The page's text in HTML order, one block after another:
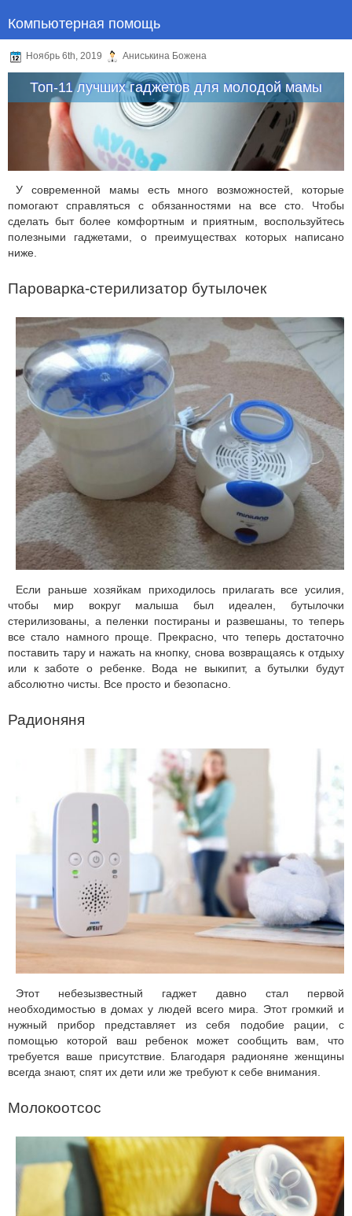
Компьютерная помощь
Ноябрь 6th, 2019 Аниськина Божена
Топ-11 лучших гаджетов для молодой мамы
У современной мамы есть много возможностей, которые
помогают справляться с обязанностями на все сто. Чтобы
сделать быт более комфортным и приятным, воспользуйтесь
полезными гаджетами, о преимуществах которых написано
ниже.
Пароварка-стерилизатор бутылочек
Если раньше хозяйкам приходилось прилагать все усилия,
чтобы мир вокруг малыша был идеален, бутылочки
стерилизованы, а пеленки постираны и развешаны, то теперь
все стало намного проще. Прекрасно, что теперь достаточно
поставить тару и нажать на кнопку, снова возвращаясь к отдыху
или к заботе о ребенке. Вода не выкипит, а бутылки будут
абсолютно чисты. Все просто и безопасно.
Радионяня
Этот небезызвестный гаджет давно стал первой
необходимостью в домах у людей всего мира. Этот громкий и
нужный прибор представляет из себя подобие рации, с
помощью которой ваш ребенок может сообщить вам, что
требуется ваше присутствие. Благодаря радионяне женщины
всегда знают, спят их дети или же требуют к себе внимания.
Молокоотсос